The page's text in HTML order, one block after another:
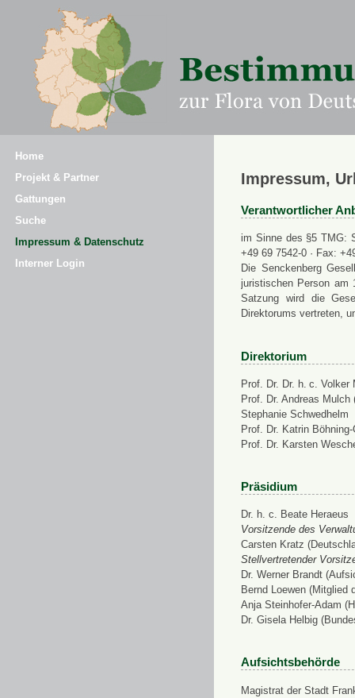
Home
Projekt & Partner
Gattungen
Suche
Impressum & Datenschutz
Interner Login
Impressum,
Verantwortlicher
im Sinne des §5 TMG:
+49 69 7542-0 · Fax:
Die Senckenberg
juristischen Person am
Satzung wird die
Direktorums vertreten,
Direktorium
Prof. Dr. Dr. h. c. Volker
Prof. Dr. Andreas
Stephanie Schwedhelm
Prof. Dr. Katrin
Prof. Dr. Karsten
Präsidium
Dr. h. c. Beate Heraeus
Vorsitzende des
Carsten Kratz
Stellvertretender
Dr. Werner Brandt
Bernd Loewen (Mitglied
Anja Steinhofer-Adam
Dr. Gisela Helbig
Aufsichtsbehörde
Magistrat der Stadt